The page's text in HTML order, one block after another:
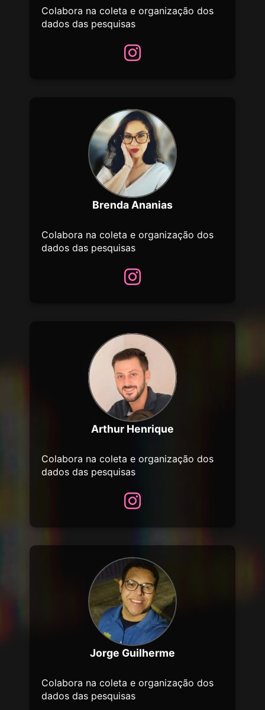
Colabora na coleta e organização dos
dados das pesquisas
Brenda Ananias
Colabora na coleta e organização dos
dados das pesquisas
Arthur Henrique
Colabora na coleta e organização dos
dados das pesquisas
Jorge Guilherme
Colabora na coleta e organização dos
dados das pesquisas